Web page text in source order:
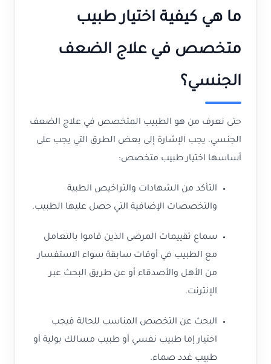
ما هي كيفية اختيار طبيب
متخصص في علاج الضعف
الجنسي؟
حتى نعرف من هو الطبيب المتخصص في علاج الضعف
الجنسي، يجب الإشارة إلى بعض الطرق التي يجب على
أساسها اختيار طبيب متخصص:
التأكد من الشهادات والتراخيص الطبية
والتخصصات الإضافية التي حصل عليها الطبيب.
سماع تقييمات المرضى الذين قاموا بالتعامل
مع الطبيب في أوقات سابقة سواء الاستفسار
من الأهل والأصدقاء أو عن طريق البحث عبر
الإنترنت.
البحث عن التخصص المناسب للحالة فيجب
اختيار إما طبيب نفسي أو طبيب مسالك بولية أو
طبيب غدد صماء.